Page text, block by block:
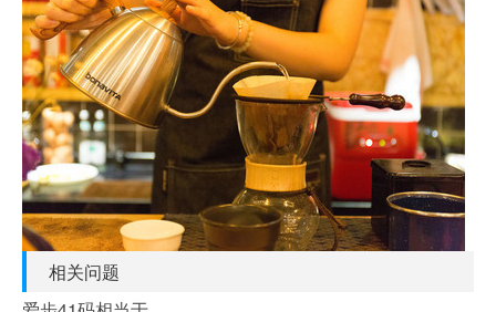
相关问题